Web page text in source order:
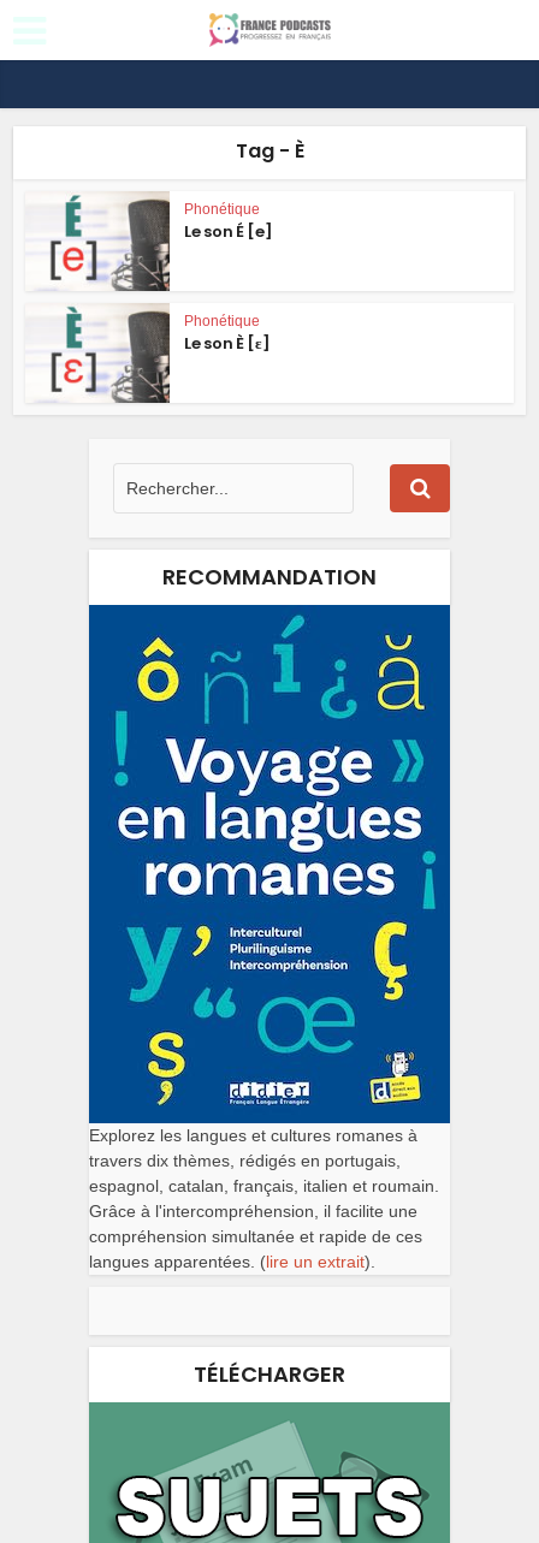
Tag - È
Phonétique
Le son É [e]
Phonétique
Le son È [ɛ]
RECOMMANDATION
Explorez les langues et cultures romanes à
travers dix thèmes, rédigés en portugais,
espagnol, catalan, français, italien et roumain.
Grâce à l'intercompréhension, il facilite une
compréhension simultanée et rapide de ces
langues apparentées. (lire un extrait).
TÉLÉCHARGER